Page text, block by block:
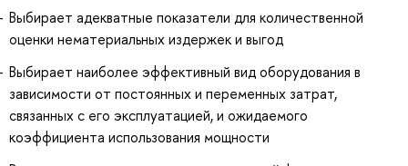
Выбирает адекватные показатели для количественной
оценки нематериальных издержек и выгод
Выбирает наиболее эффективный вид оборудования в
зависимости от постоянных и переменных затрат,
связанных с его эксплуатацией, и ожидаемого
коэффициента использования мощности